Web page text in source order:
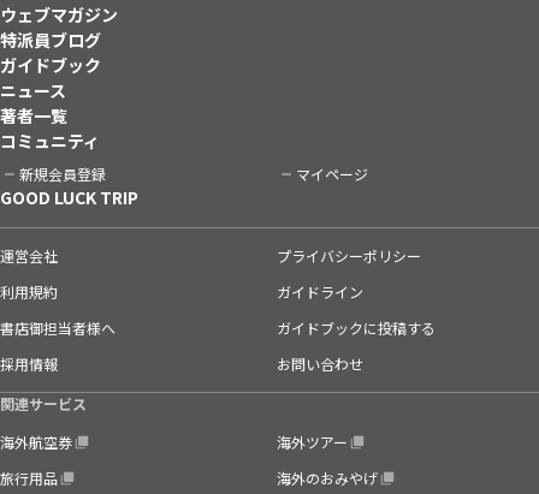
ウェブマガジン
特派員ブログ
ガイドブック
ニュース
著者一覧
コミュニティ
新規会員登録 マイページ
GOOD LUCK TRIP
運営会社
プライバシーポリシー
利用規約
ガイドライン
書店御担当者様へ
ガイドブックに投稿する
採用情報
お問い合わせ
関連サービス
海外航空券
海外ツアー
旅行用品
海外のおみやげ